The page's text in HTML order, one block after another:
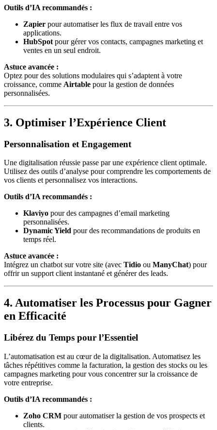
Outils d’IA recommandés :
Zapier pour automatiser les flux de travail entre vos
applications.
HubSpot pour gérer vos contacts, campagnes marketing et
ventes en un seul endroit.
Astuce avancée :
Optez pour des solutions modulaires qui s’adaptent à votre
croissance, comme Airtable pour la gestion de données
personnalisées.
3. Optimiser l’Expérience Client
Personnalisation et Engagement
Une digitalisation réussie passe par une expérience client optimale.
Utilisez des outils d’analyse pour comprendre les comportements de
vos clients et personnalisez vos interactions.
Outils d’IA recommandés :
Klaviyo pour des campagnes d’email marketing
personnalisées.
Dynamic Yield pour des recommandations de produits en
temps réel.
Astuce avancée :
Intégrez un chatbot sur votre site (avec Tidio ou ManyChat) pour
offrir un support client instantané et générer des leads.
4. Automatiser les Processus pour Gagner
en Efficacité
Libérez du Temps pour l’Essentiel
L’automatisation est au cœur de la digitalisation. Automatisez les
tâches répétitives comme la facturation, la gestion des stocks ou les
campagnes marketing pour vous concentrer sur la croissance de
votre entreprise.
Outils d’IA recommandés :
Zoho CRM pour automatiser la gestion de vos prospects et
clients.